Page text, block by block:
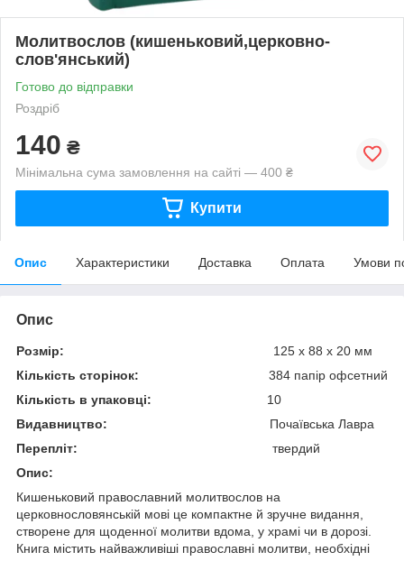
Молитвослов (кишеньковий,церковно-
слов'янський)
Готово до відправки
Роздріб
140 ₴
Мінімальна сума замовлення на сайті — 400 ₴
Купити
Опис Характеристики Доставка Оплата Умови
Опис
Розмір: 125 х 88 х 20 мм
Кількість сторінок: 384 папір офсетний
Кількість в упаковці: 10
Видавництво: Почаївська Лавра
Перепліт: твердий
Опис:
Кишеньковий православний молитвослов на
церковнословянській мові це компактне й зручне видання,
створене для щоденної молитви вдома, у храмі чи в дорозі.
Книга містить найважливіші православні молитви, необхідні